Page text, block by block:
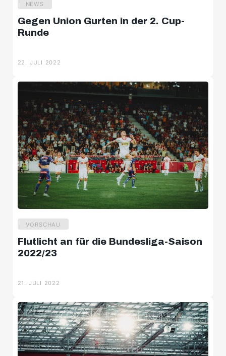
NEWS
Gegen Union Gurten in der 2. Cup-
Runde
22. JULI 2022
VORSCHAU
Flutlicht an für die Bundesliga-Saison
2022/23
21. JULI 2022